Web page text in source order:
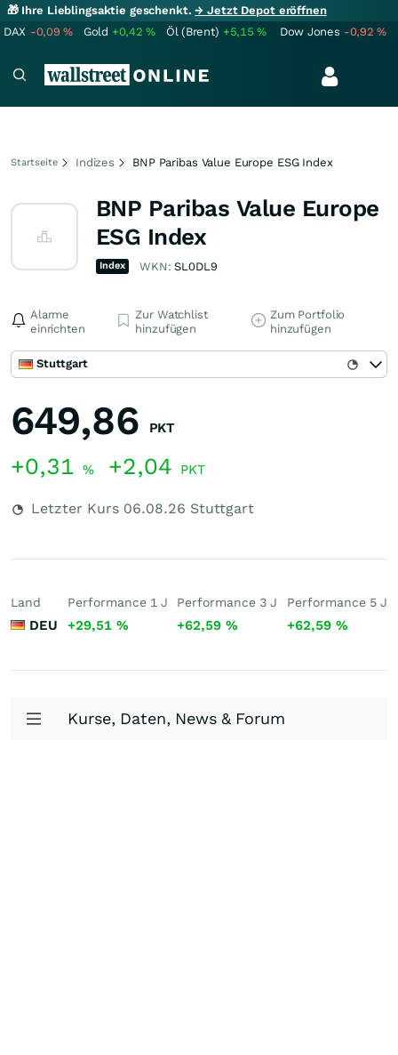
🎁 Ihre Lieblingsaktie geschenkt.→ Jetzt Depot eröffnen
DAX -0,09% Gold +0,42% Öl (Brent) +5,15% Dow Jones -0,92%
Startseite Indizes BNP Paribas Value Europe ESG Index
BNP Paribas Value Europe
ESG Index
Index WKN:SL0DL9
Alarme
einrichten
Zur Watchlist
hinzufügen
Zum Portfolio
hinzufügen
Stuttgart
649,86 PKT
+0,31 % +2,04 PKT
Letzter Kurs 06.08.26 Stuttgart
Land
DEU
Performance 1 J
+29,51 %
Performance 3 J
+62,59%
Performance 5 J
+62,59 %
Kurse, Daten, News & Forum